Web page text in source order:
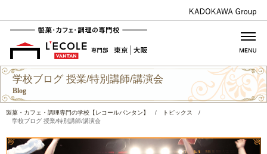
学校ブログ 授業/特別講師/講演会
Blog
製菓・カフェ・調理専門の学校【レコールバンタン】 / トピックス
/
学校ブログ 授業/特別講師/講演会